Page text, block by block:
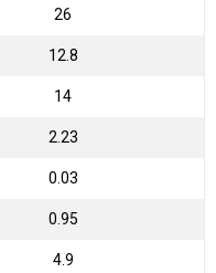
26
12.8
14
2.23
0.03
0.95
4.9